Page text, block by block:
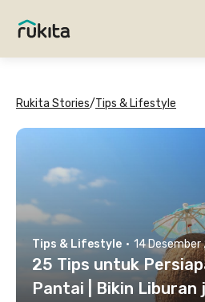
Rukita Stories/Tips & Lifestyle
Tips & Lifestyle · 14
25 Tips untuk
Pantai | Bikin Liburan